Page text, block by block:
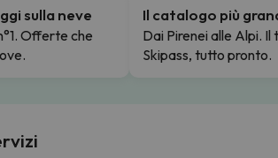
sulla neve
Offerte che
Il catalogo più
Dai Pirenei alle Alpi. Il
Skipass, tutto pronto.